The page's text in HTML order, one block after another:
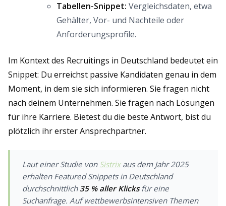
Tabellen-Snippet: Vergleichsdaten, etwa
Gehälter, Vor- und Nachteile oder
Anforderungsprofile.
Im Kontext des Recruitings in Deutschland bedeutet ein
Snippet: Du erreichst passive Kandidaten genau in dem
Moment, in dem sie sich informieren. Sie fragen nicht
nach deinem Unternehmen. Sie fragen nach Lösungen
für ihre Karriere. Bietest du die beste Antwort, bist du
plötzlich ihr erster Ansprechpartner.
Laut einer Studie von Sistrixaus dem Jahr 2025
erhalten Featured Snippets in Deutschland
durchschnittlich35 % aller Klicksfür eine
Suchanfrage. Auf wettbewerbsintensiven Themen